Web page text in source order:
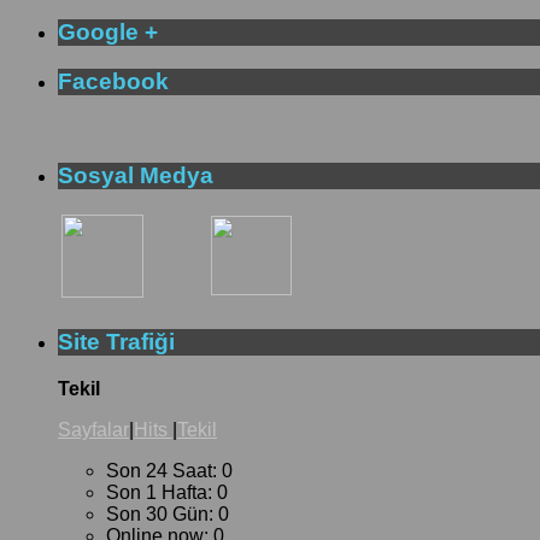
Google +
Facebook
Sosyal Medya
Site Trafiği
Tekil
Sayfalar Hits Tekil
Son 24 Saat: 0
Son 1 Hafta: 0
Son 30 Gün: 0
Online now: 0